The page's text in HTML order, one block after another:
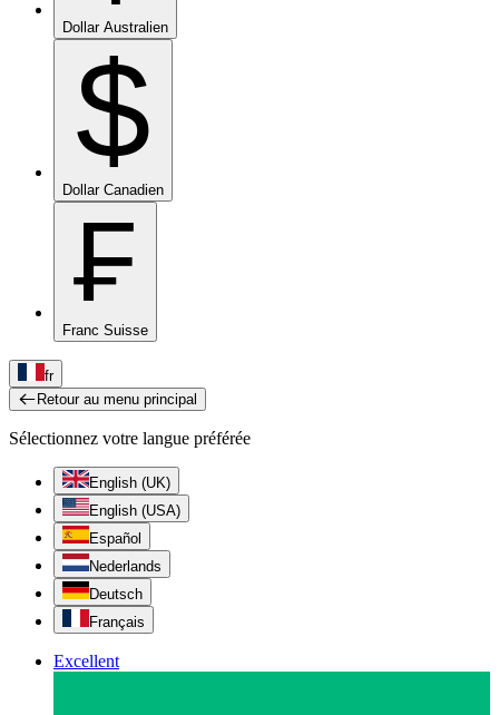
Dollar Australien
$
Dollar Canadien
₣
Franc Suisse
fr
Retour au menu principal
Sélectionnez votre langue préférée
English (UK)
English (USA)
Español
Nederlands
Deutsch
Français
Excellent